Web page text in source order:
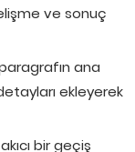
ve sonuç
ana
ekleyerek
bir geçiş